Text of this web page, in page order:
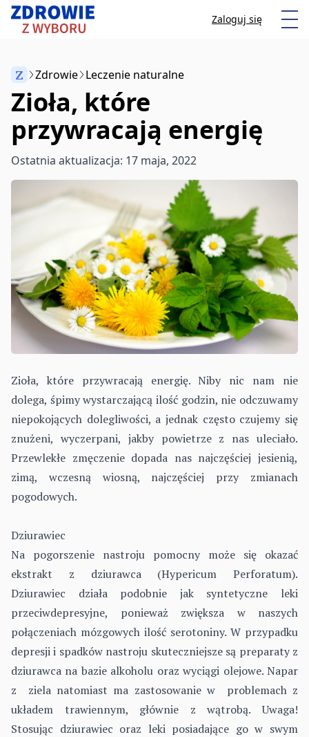
Przeskocz do treści Zaloguj się
Z Zdrowie Leczenie naturalne
Zioła, które
przywracają energię
Ostatnia aktualizacja: 17 maja, 2022
Zioła, które przywracają energię. Niby nic nam nie
dolega, śpimy wystarczającą ilość godzin, nie odczuwamy
niepokojących dolegliwości, a jednak często czujemy się
znużeni, wyczerpani, jakby powietrze z nas uleciało.
Przewlekłe zmęczenie dopada nas najczęściej jesienią,
zimą, wczesną wiosną, najczęściej przy zmianach
pogodowych.
Dziurawiec
Na pogorszenie nastroju pomocny może się okazać
ekstrakt z dziurawca (Hypericum Perforatum).
Dziurawiec działa podobnie jak syntetyczne leki
przeciwdepresyjne, ponieważ zwiększa w naszych
połączeniach mózgowych ilość serotoniny. W przypadku
depresji i spadków nastroju skuteczniejsze są preparaty z
dziurawca na bazie alkoholu oraz wyciągi olejowe. Napar
z ziela natomiast ma zastosowanie w problemach z
układem trawiennym, głównie z wątrobą. Uwaga!
Stosując dziurawiec oraz leki posiadające go w swym